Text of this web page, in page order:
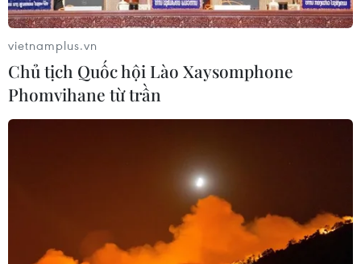
vụ chìm tàu ở ngoài khơi Nhật
Tàu chở hàng Guo Xing 1 bị chìm ở Nhật Bản có 14 thủy
thủ, trong đó có 6 người mang quốc tịch Việt Nam, 7
người Trung Quốc và 1 người Philippines.
vietnamplus.vn
Chủ tịch Quốc hội Lào Xaysomphone
Phomvihane từ trần